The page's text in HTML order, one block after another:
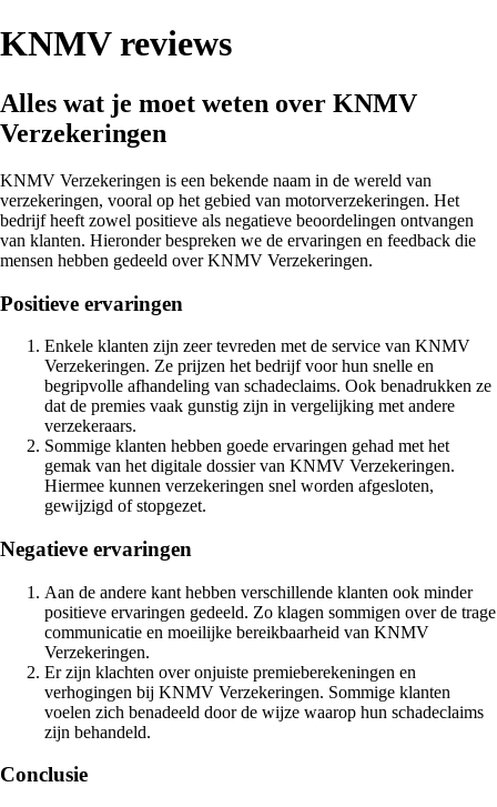
KNMV reviews
Alles wat je moet weten over KNMV
Verzekeringen
KNMV Verzekeringen is een bekende naam in de wereld van
verzekeringen, vooral op het gebied van motorverzekeringen. Het
bedrijf heeft zowel positieve als negatieve beoordelingen ontvangen
van klanten. Hieronder bespreken we de ervaringen en feedback die
mensen hebben gedeeld over KNMV Verzekeringen.
Positieve ervaringen
Enkele klanten zijn zeer tevreden met de service van KNMV
Verzekeringen. Ze prijzen het bedrijf voor hun snelle en
begripvolle afhandeling van schadeclaims. Ook benadrukken ze
dat de premies vaak gunstig zijn in vergelijking met andere
verzekeraars.
Sommige klanten hebben goede ervaringen gehad met het
gemak van het digitale dossier van KNMV Verzekeringen.
Hiermee kunnen verzekeringen snel worden afgesloten,
gewijzigd of stopgezet.
Negatieve ervaringen
Aan de andere kant hebben verschillende klanten ook minder
positieve ervaringen gedeeld. Zo klagen sommigen over de trage
communicatie en moeilijke bereikbaarheid van KNMV
Verzekeringen.
Er zijn klachten over onjuiste premieberekeningen en
verhogingen bij KNMV Verzekeringen. Sommige klanten
voelen zich benadeeld door de wijze waarop hun schadeclaims
zijn behandeld.
Conclusie